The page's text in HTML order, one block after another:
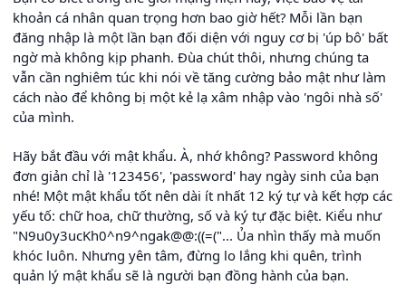
khoản cá nhân quan trọng hơn bao giờ hết? Mỗi lần bạn
đăng nhập là một lần bạn đối diện với nguy cơ bị 'úp bô' bất
ngờ mà không kịp phanh. Đùa chút thôi, nhưng chúng ta
vẫn cần nghiêm túc khi nói về tăng cường bảo mật như làm
cách nào để không bị một kẻ lạ xâm nhập vào 'ngôi nhà số'
của mình.
Hãy bắt đầu với mật khẩu. À, nhớ không? Password không
đơn giản chỉ là '123456', 'password' hay ngày sinh của bạn
nhé! Một mật khẩu tốt nên dài ít nhất 12 ký tự và kết hợp các
yếu tố: chữ hoa, chữ thường, số và ký tự đặc biệt. Kiểu như
"N9u0y3ucKh0^n9^ngak@@:((=("... Ủa nhìn thấy mà muốn
khóc luôn. Nhưng yên tâm, đừng lo lắng khi quên, trình
quản lý mật khẩu sẽ là người bạn đồng hành của bạn.